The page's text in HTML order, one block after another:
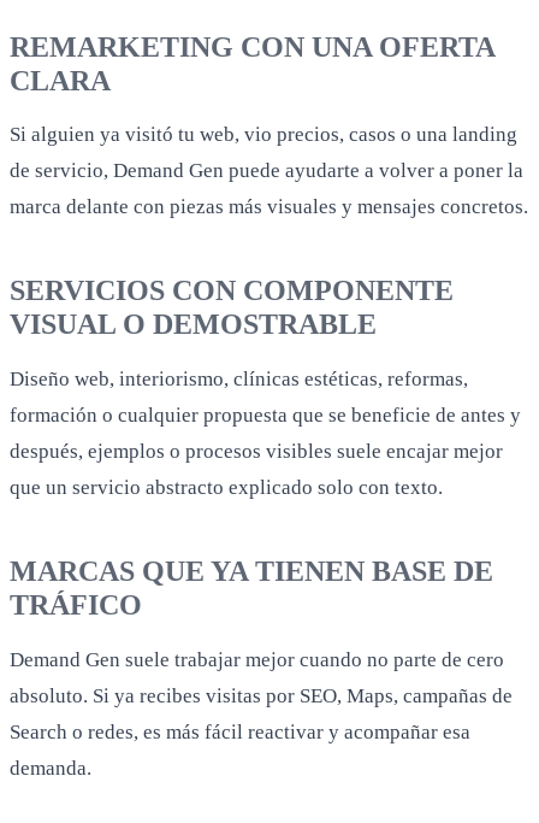
REMARKETING CON UNA OFERTA
CLARA
Si alguien ya visitó tu web, vio precios, casos o una landing
de servicio, Demand Gen puede ayudarte a volver a poner la
marca delante con piezas más visuales y mensajes concretos.
SERVICIOS CON COMPONENTE
VISUAL O DEMOSTRABLE
Diseño web, interiorismo, clínicas estéticas, reformas,
formación o cualquier propuesta que se beneficie de antes y
después, ejemplos o procesos visibles suele encajar mejor
que un servicio abstracto explicado solo con texto.
MARCAS QUE YA TIENEN BASE DE
TRÁFICO
Demand Gen suele trabajar mejor cuando no parte de cero
absoluto. Si ya recibes visitas por SEO, Maps, campañas de
Search o redes, es más fácil reactivar y acompañar esa
demanda.